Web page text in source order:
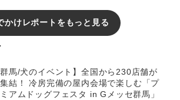
かけレポートをもっと見る
群馬/犬のイベント】全国から230店舗が
結！ 冷房完備の屋内会場で楽しむ「プ
アムドッグフェスタ in Gメッセ群馬」